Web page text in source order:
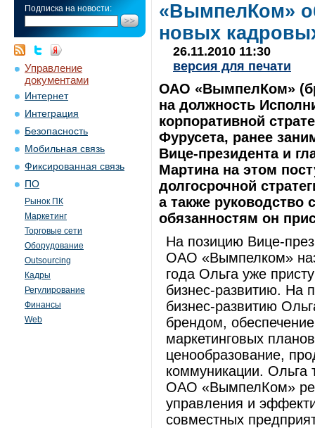
Подписка на новости:
Управление
документами
Интернет
Интеграция
Безопасность
Мобильная связь
Фиксированная связь
ПО
Рынок ПК
Маркетинг
Торговые сети
Оборудование
Outsourcing
Кадры
Регулирование
Финансы
Web
«ВымпелКом»
новых
26.11.2010 11:30
версия для печати
ОАО «ВымпелКом»
на должность
корпоративной
Фурусета, ранее
Вице-президента и
Мартина на этом
долгосрочной
а также руководство
обязанностям он
На позицию Вице-
ОАО «Вымпелком»
года Ольга уже
бизнес-развитию. На
бизнес-развитию
брендом,
маркетинговых
ценообразование,
коммуникации. Ольга
ОАО «ВымпелКом»
управления и
совместных